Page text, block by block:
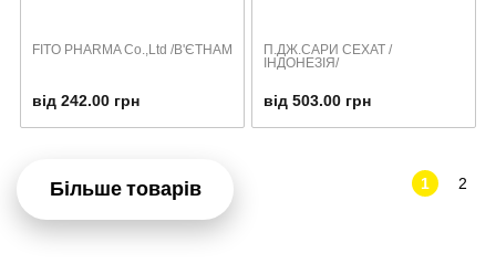
FITO PHARMA Co.,Ltd /В'ЄТНАМ
від 242.00 грн
П.ДЖ.САРИ СЕХАТ /
ІНДОНЕЗІЯ/
від 503.00 грн
Більше товарів 1 2